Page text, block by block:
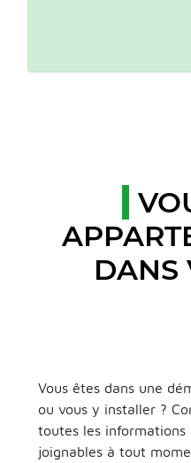
DANS
Vous êtes dans une
ou vous y installer ?
toutes les informations
joignables à tout